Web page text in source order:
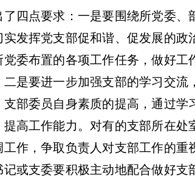
四点要求：一是要围绕所党委、
发挥党支部促和谐、促发展的政
委布置的各项工作任务，做好工
是要进一步加强支部的学习交流
部委员自身素质的提高，通过学
高工作能力。对有的支部所在处
作，争取负责人对支部工作的重
或支委要积极主动地配合做好支